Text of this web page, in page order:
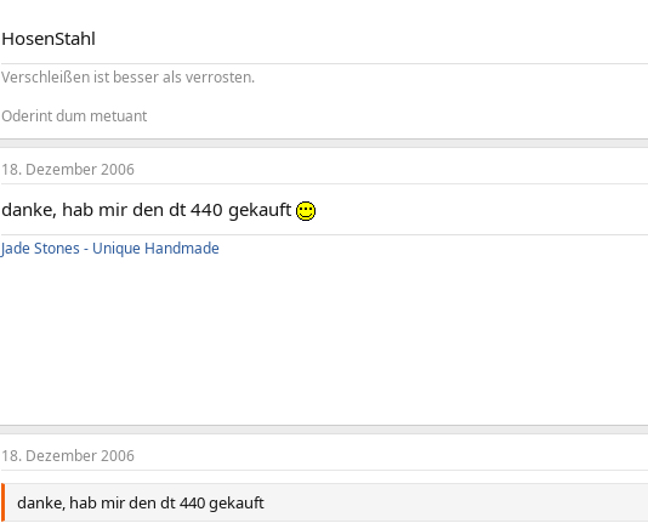
HosenStahl
Verschleißen ist besser als verrosten.
Oderint dum metuant
18. Dezember 2006
danke, hab mir den dt 440 gekauft
Jade Stones - Unique Handmade
18. Dezember 2006
danke, hab mir den dt 440 gekauft